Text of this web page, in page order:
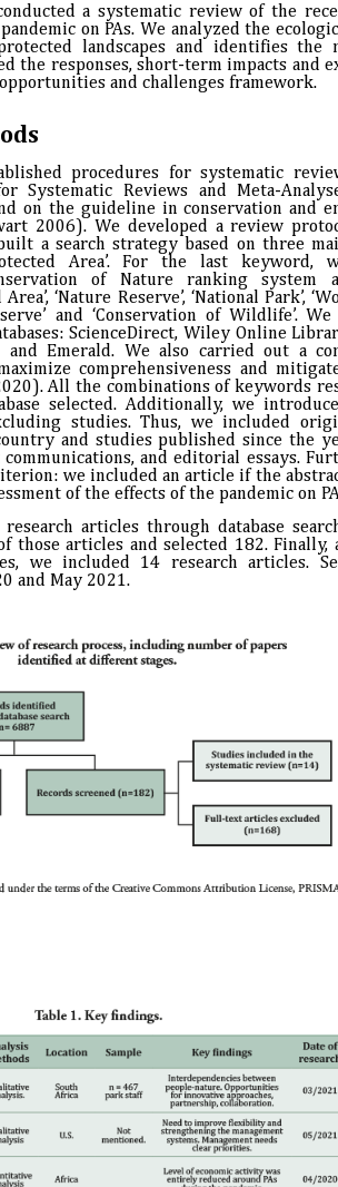
a systematic review of the
on PAs. We analyzed the
landscapes and identifies the
the responses, short-term impacts and
and challenges framework.
procedures for systematic
Systematic Reviews and Meta-
on the guideline in conservation and
2006). We developed a review
a search strategy based on three
Area’. For the last keyword,
of Nature ranking system
‘Nature Reserve’, ‘National Park’,
and ‘Conservation of Wildlife’.
ScienceDirect, Wiley Online
and Emerald. We also carried out a
comprehensiveness and
2020). All the combinations of keywords
selected. Additionally, we
studies. Thus, we included
and studies published since the
and editorial essays.
we included an article if the
of the effects of the pandemic on
articles through database
those articles and selected 182. Finally,
we included 14 research articles.
and May 2021.